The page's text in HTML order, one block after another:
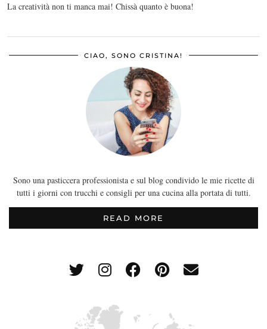
La creatività non ti manca mai! Chissà quanto è buona!
CIAO, SONO CRISTINA!
Sono una pasticcera professionista e sul blog condivido le mie ricette di
tutti i giorni con trucchi e consigli per una cucina alla portata di tutti.
READ MORE